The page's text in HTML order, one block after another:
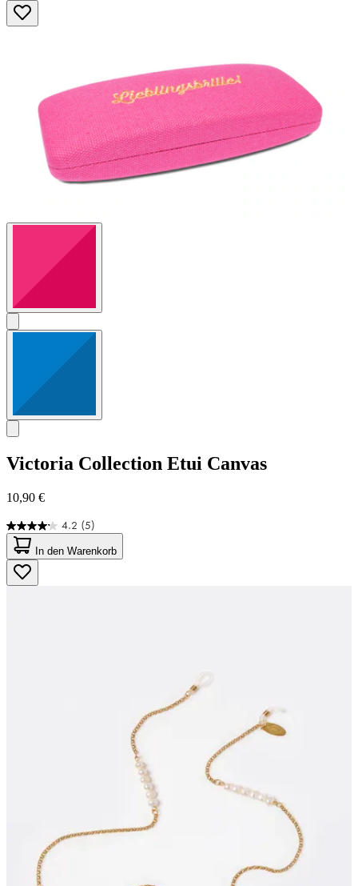
Sternen.
2
Victoria Collection Etui Canvas
10,90 €
4.2 (5)
4.2
von
5
Sternen.
5
In den Warenkorb